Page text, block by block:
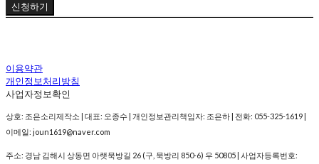
신청하기
이용약관
개인정보처리방침
사업자정보확인
상호: 조은소리제작소 | 대표: 오종수 | 개인정보관리책임자: 조은하 | 전화: 055-325-1619 |
이메일: joun1619@naver.com
주소: 경남 김해시 상동면 아랫묵방길 26 (구, 묵방리 850-6) 우 50805 | 사업자등록번호: